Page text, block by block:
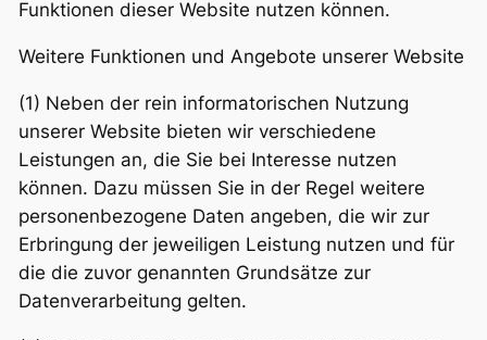
Funktionen dieser Website nutzen können.
Weitere Funktionen und Angebote unserer Website
(1) Neben der rein informatorischen Nutzung
unserer Website bieten wir verschiedene
Leistungen an, die Sie bei Interesse nutzen
können. Dazu müssen Sie in der Regel weitere
personenbezogene Daten angeben, die wir zur
Erbringung der jeweiligen Leistung nutzen und für
die die zuvor genannten Grundsätze zur
Datenverarbeitung gelten.